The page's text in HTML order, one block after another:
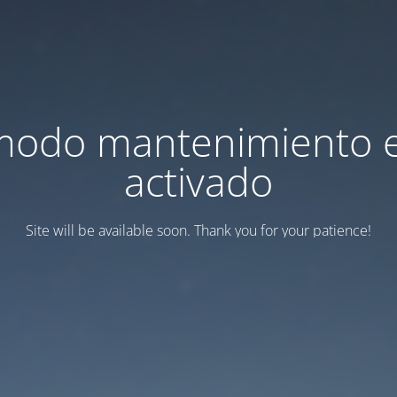
mantenimiento
activado
Site will be available soon. Thank you for your patience!